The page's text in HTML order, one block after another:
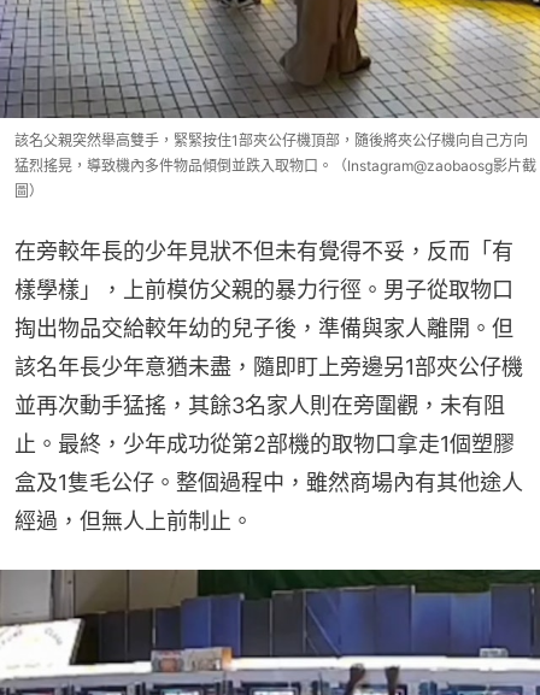
該名父親突然舉高雙手，緊緊按住1部夾公仔機頂部，隨後將夾公仔機向自己方向
猛烈搖晃，導致機內多件物品傾倒並跌入取物口。（Instagram@zaobaosg影片截
圖）
在旁較年長的少年見狀不但未有覺得不妥，反而「有
樣學樣」，上前模仿父親的暴力行徑。男子從取物口
掏出物品交給較年幼的兒子後，準備與家人離開。但
該名年長少年意猶未盡，隨即盯上旁邊另1部夾公仔機
並再次動手猛搖，其餘3名家人則在旁圍觀，未有阻
止。最終，少年成功從第2部機的取物口拿走1個塑膠
盒及1隻毛公仔。整個過程中，雖然商場內有其他途人
經過，但無人上前制止。